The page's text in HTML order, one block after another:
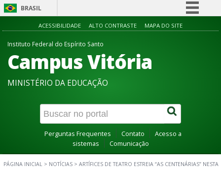
BRASIL
Simplifique!
Acesso à informação
Canais
ACESSIBILIDADE ALTO CONTRASTE MAPA DO SITE
Instituto Federal do Espírito Santo
Campus Vitória
MINISTÉRIO DA EDUCAÇÃO
Perguntas Frequentes Contato
Acesso a
sistemas
Comunicação
PÁGINA INICIAL > NOTÍCIAS > ARTÍFICES DE TEATRO ESTREIA “AS CENTENÁRIAS” NESTA